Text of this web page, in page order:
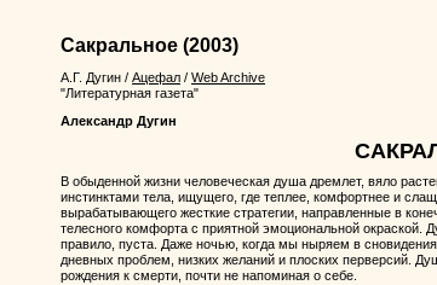
Сакральное (2003)
А.Г. Дугин / Ацефал / Web Archive
"Литературная газета"
Александр Дугин
В обыденной жизни человеческая душа дремлет, вяло
инстинктами тела, ищущего, где теплее, комфортнее и
вырабатывающего жесткие стратегии, направленные в
телесного комфорта с приятной эмоциональной окраской.
правило, пуста. Даже ночью, когда мы ныряем в
дневных проблем, низких желаний и плоских перверсий.
рождения к смерти, почти не напоминая о себе.